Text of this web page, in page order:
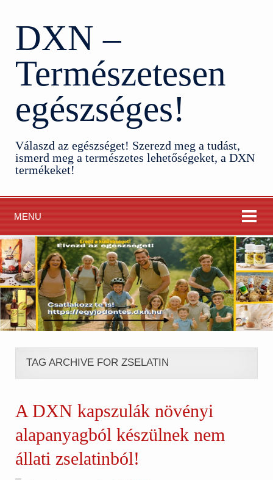
DXN –
Természetesen
egészséges!
Válaszd az egészséget! Szerezd meg a tudást,
ismerd meg a természetes lehetőségeket, a DXN
termékeket!
MENU
TAG ARCHIVE FOR ZSELATIN
A DXN kapszulák növényi
alapanyagból készülnek nem
állati zselatinból!